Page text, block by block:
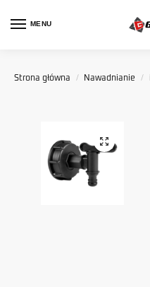
MENU
Strona główna / Nawadnianie /